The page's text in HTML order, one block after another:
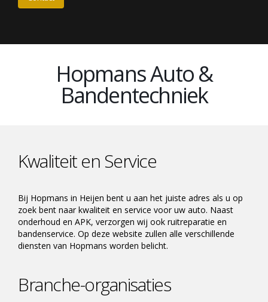
Hopmans Auto &
Bandentechniek
Kwaliteit en Service
Bij Hopmans in Heijen bent u aan het juiste adres als u op
zoek bent naar kwaliteit en service voor uw auto. Naast
onderhoud en APK, verzorgen wij ook ruitreparatie en
bandenservice. Op deze website zullen alle verschillende
diensten van Hopmans worden belicht.
Branche-organisaties